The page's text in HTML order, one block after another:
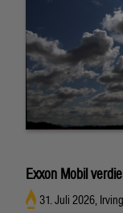
Exxon Mobil
31. Juli 2026,